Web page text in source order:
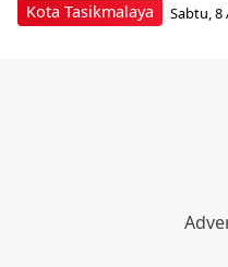
Kota Tasikmalaya Sabtu, 8